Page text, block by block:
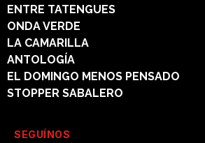
ENTRE TATENGUES
ONDA VERDE
LA CAMARILLA
ANTOLOGÍA
EL DOMINGO MENOS PENSADO
STOPPER SABALERO
SEGUÍNOS